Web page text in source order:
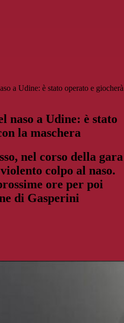
a Udine: è stato operato e giocherà
a Udine: è stato
la maschera
nel corso della gara
colpo al naso.
ore per poi
di Gasperini